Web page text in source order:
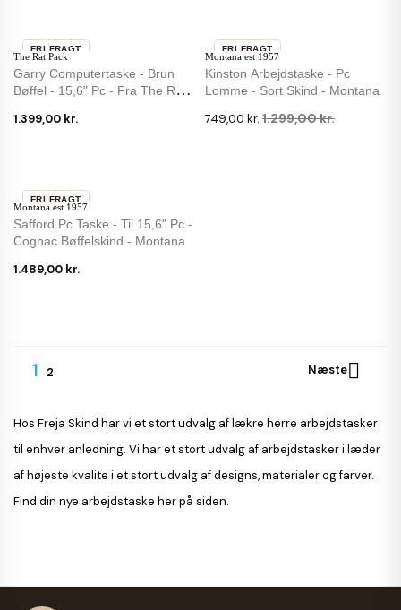
The Rat Pack
Garry Computertaske - Brun
Bøffel - 15,6" Pc - Fra The Rat
1.399,00 kr.
IKKE PÅ LAGER
FRI FRAGT
Montana est 1957
Kinston Arbejdstaske - Pc
Lomme - Sort Skind - Montana
749,00 kr. 1.299,00 kr.
FRI FRAGT
Montana est 1957
Safford Pc Taske - Til 15,6" Pc -
Cognac Bøffelskind - Montana
1.489,00 kr.
FRI FRAGT
1 2 Næste
Hos Freja Skind har vi et stort udvalg af lækre herre arbejdstasker
til enhver anledning. Vi har et stort udvalg af arbejdstasker i læder
af højeste kvalite i et stort udvalg af designs, materialer og farver.
Find din nye arbejdstaske her på siden.